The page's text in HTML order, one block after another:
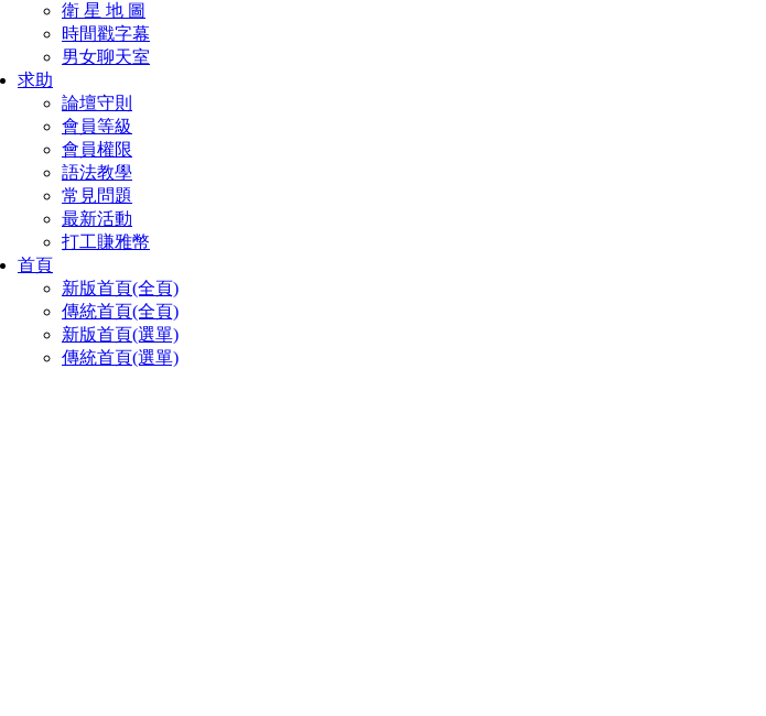
衛 星 地 圖
時間戳字幕
男女聊天室
求助
論壇守則
會員等級
會員權限
語法教學
常見問題
最新活動
打工賺雅幣
首頁
新版首頁(全頁)
傳統首頁(全頁)
新版首頁(選單)
傳統首頁(選單)